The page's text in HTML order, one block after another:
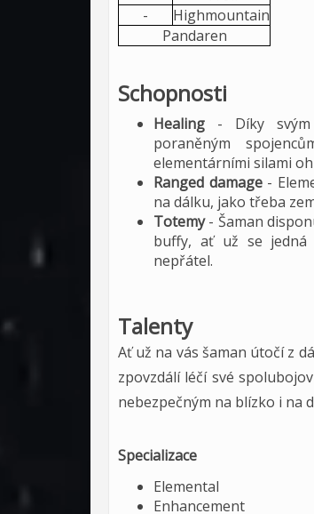
-
Highmountain
Pandaren
Schopnosti
Healing - Díky svým
poraněným
elementárními silami
Ranged damage-
na dálku, jako třeba
Totemy- Šaman
buffy, ať už se jedná
nepřátel.
Talenty
Ať už na vás šaman útočí z
zpovzdálí léčí své
nebezpečným na blízko i na
Specializace
Elemental
Enhancement